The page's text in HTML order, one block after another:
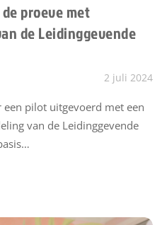
proeve met
de Leidinggevende
2 juli 2024
pilot uitgevoerd met een
van de Leidinggevende